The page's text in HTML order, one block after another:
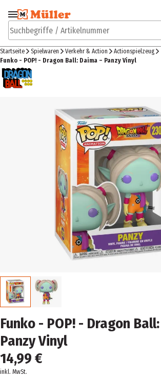
Zur Navigation
springen
Zum
Suchbegriffe / Artikelnummer
Startseite Spielwaren Verkehr & Action
Actionspielzeug
Funko - POP! - Dragon Ball: Daima – Panzy Vinyl
Funko - POP! - Dragon
Panzy Vinyl
14,99 €
inkl. MwSt.